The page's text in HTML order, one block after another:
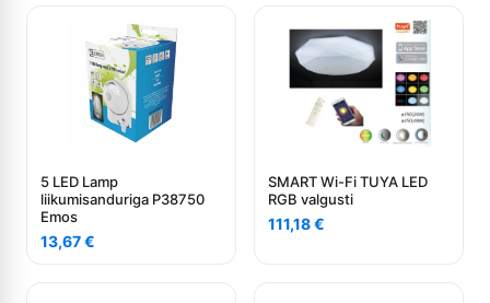
5 LED Lamp
liikumisanduriga P38750
Emos
13,67€
SMART Wi-Fi TUYA LED
RGB valgusti
111,18€